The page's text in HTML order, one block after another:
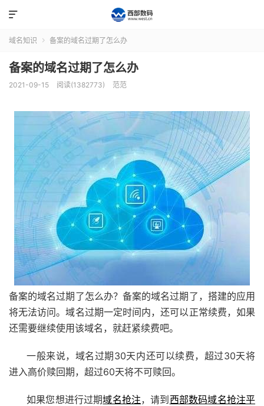

域名知识  备案的域名过期了怎么办
备案的域名过期了怎么办
2021-09-15 阅读(1382773) 范范
备案的域名过期了怎么办？备案的域名过期了，搭建的应用
将无法访问。域名过期一定时间内，还可以正常续费，如果
还需要继续使用该域名，就赶紧续费吧。
一般来说，域名过期30天内还可以续费，超过30天将
进入高价赎回期，超过60天将不可赎回。
如果您想进行过期域名抢注，请到 西部数码域名抢注平